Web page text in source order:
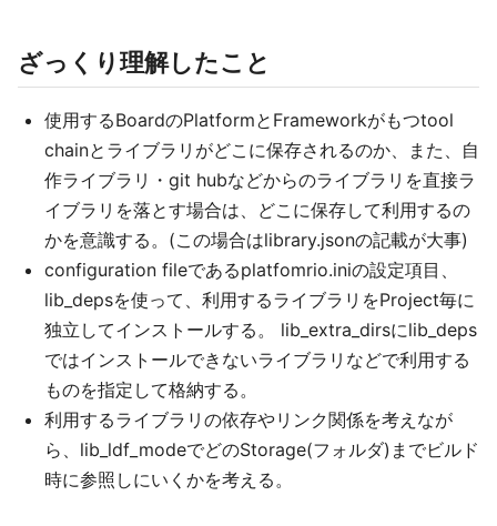
ざっくり理解したこと
使用するBoardのPlatformとFrameworkがもつtool
chainとライブラリがどこに保存されるのか、また、自
作ライブラリ・git hubなどからのライブラリを直接ラ
イブラリを落とす場合は、どこに保存して利用するの
かを意識する。(この場合はlibrary.jsonの記載が大事)
configuration fileであるplatfomrio.iniの設定項目、
lib_depsを使って、利用するライブラリをProject毎に
独立してインストールする。 lib_extra_dirsにlib_deps
ではインストールできないライブラリなどで利用する
ものを指定して格納する。
利用するライブラリの依存やリンク関係を考えなが
ら、lib_ldf_modeでどのStorage(フォルダ)までビルド
時に参照しにいくかを考える。